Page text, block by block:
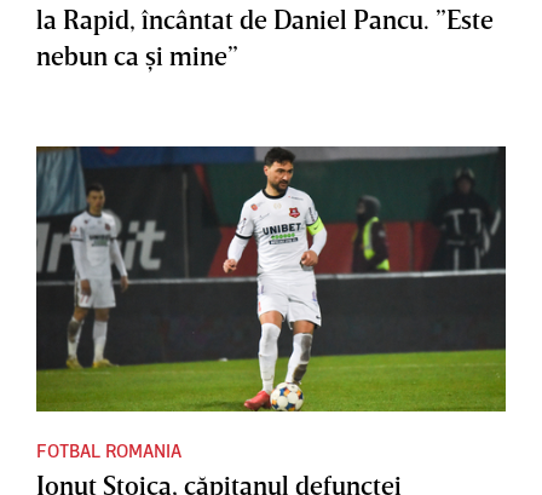
la Rapid, încântat de Daniel Pancu. ”Este
nebun ca şi mine”
FOTBAL ROMANIA
Ionuţ Stoica, căpitanul defunctei